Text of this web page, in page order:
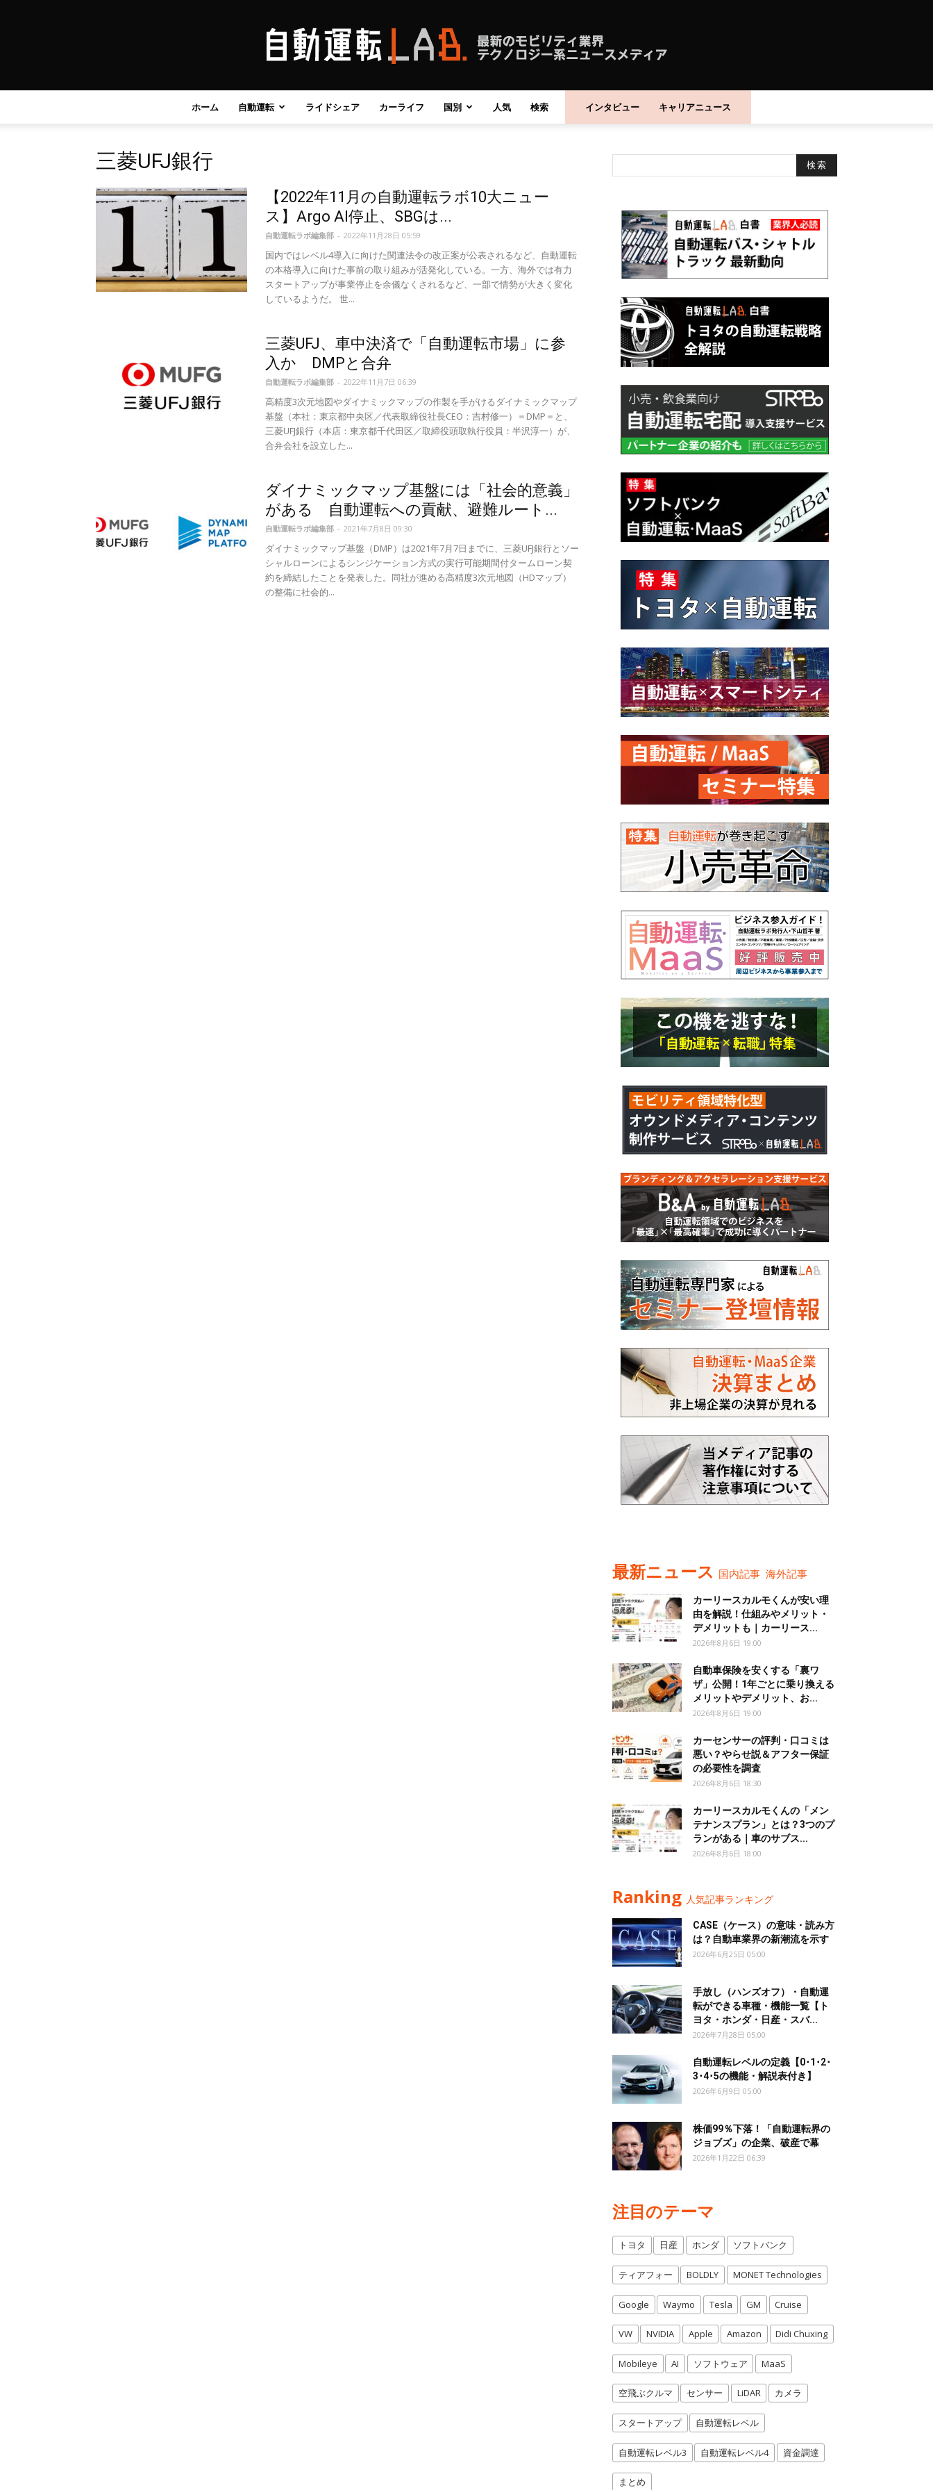
自
動
運
ボ
ホーム 自動運転 ライドシェア カーライフ 国別 人気 検索 インタビュー キャリアニュース
三菱UFJ銀行
【2022年11月の自動運転ラボ10大ニュー
ス】Argo AI停止、SBGは...
自動運転ラボ編集部 - 2022年11月28日 05:59
国内ではレベル4導入に向けた関連法令の改正案が公表されるなど、自動運転
の本格導入に向けた事前の取り組みが活発化している。一方、海外では有力
スタートアップが事業停止を余儀なくされるなど、一部で情勢が大きく変化
しているようだ。 世...
三菱UFJ、車中決済で「自動運転市場」に参
入か DMPと合弁
自動運転ラボ編集部 - 2022年11月7日 06:39
高精度3次元地図やダイナミックマップの作製を手がけるダイナミックマップ
基盤（本社：東京都中央区／代表取締役社長CEO：吉村修一）＝DMP＝と、
三菱UFJ銀行（本店：東京都千代田区／取締役頭取執行役員：半沢淳一）が、
合弁会社を設立した...
ダイナミックマップ基盤には「社会的意義」
がある 自動運転への貢献、避難ルート...
自動運転ラボ編集部 - 2021年7月8日 09:30
ダイナミックマップ基盤（DMP）は2021年7月7日までに、三菱UFJ銀行とソー
シャルローンによるシンジケーション方式の実行可能期間付タームローン契
約を締結したことを発表した。同社が進める高精度3次元地図（HDマップ）
の整備に社会的...
最新ニュース 国内記事 海外記事
カーリースカルモくんが安い理
由を解説！仕組みやメリット・
デメリットも｜カーリース...
2026年8月6日 19:00
自動車保険を安くする「裏ワ
ザ」公開！1年ごとに乗り換える
メリットやデメリット、お...
2026年8月6日 19:00
カーセンサーの評判・口コミは
悪い？やらせ説＆アフター保証
の必要性を調査
2026年8月6日 18:30
カーリースカルモくんの「メン
テナンスプラン」とは？3つのプ
ランがある｜車のサブス...
2026年8月6日 18:00
Ranking 人気記事ランキング
CASE（ケース）の意味・読み方
は？自動車業界の新潮流を示す
2026年6月25日 05:00
手放し（ハンズオフ）・自動運
転ができる車種・機能一覧【ト
ヨタ・ホンダ・日産・スバ...
2026年7月28日 05:00
自動運転レベルの定義【0･1･2･
3･4･5の機能・解説表付き】
2026年6月9日 05:00
株価99％下落！「自動運転界の
ジョブズ」の企業、破産で幕
2026年1月22日 06:39
注目のテーマ
トヨタ 日産 ホンダ ソフトバンク
ティアフォー BOLDLY MONET Technologies
Google Waymo Tesla GM Cruise
VW NVIDIA Apple Amazon Didi Chuxing
Mobileye AI ソフトウェア MaaS
空飛ぶクルマ センサー LiDAR カメラ
スタートアップ 自動運転レベル
自動運転レベル3 自動運転レベル4 資金調達
まとめ